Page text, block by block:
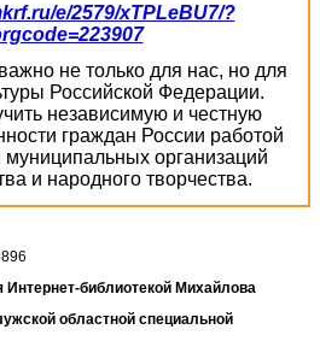
e/2579/xTPLeBU7/?
не только для нас, но для
Российской Федерации.
независимую и честную
граждан России работой
муниципальных организаций
и народного творчества.
Интернет-библиотекой Михайлова
областной специальной